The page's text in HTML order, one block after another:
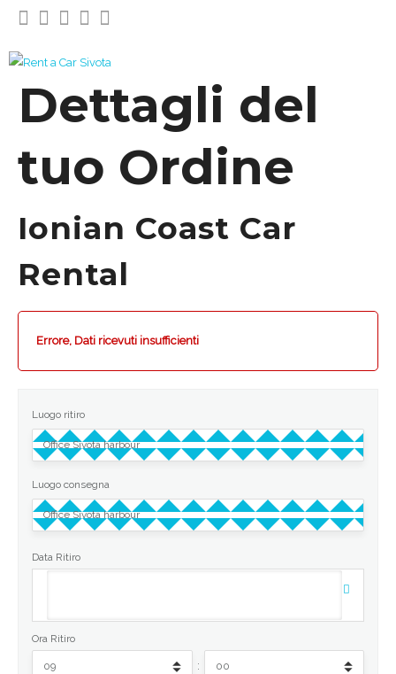
Dettagli del
tuo Ordine
Ionian Coast Car
Rental
Errore, Dati ricevuti insufficienti
Luogo ritiro
Luogo consegna
Data Ritiro
Ora Ritiro
: